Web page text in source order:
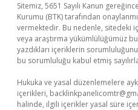
Sitemiz, 5651 Sayılı Kanun
Kurumu (BTK) tarafından
vermektedir. Bu nedenle, sitedeki
veya araştırma yükümlülüğümüz
yazdıkları içeriklerin
bu sorumluluğu kabul etmiş
Hukuka ve yasal düzenlemelere
içerikleri,
halinde, ilgili içerikler yasal süre